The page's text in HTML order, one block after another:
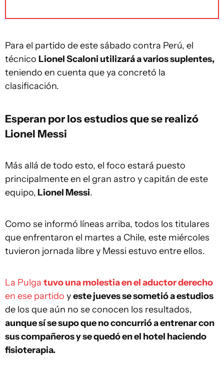
Para el partido de este sábado contra Perú, el
técnico Lionel Scaloni utilizará a varios suplentes,
teniendo en cuenta que ya concretó la
clasificación.
Esperan por los estudios que se realizó
Lionel Messi
Más allá de todo esto, el foco estará puesto
principalmente en el gran astro y capitán de este
equipo, Lionel Messi.
Como se informó líneas arriba, todos los titulares
que enfrentaron el martes a Chile, este miércoles
tuvieron jornada libre y Messi estuvo entre ellos.
La Pulga tuvo una molestia en el aductor derecho
en ese partido yeste jueves se sometió a estudios
de los que aún no se conocen los resultados,
aunque sí se supo que no concurrió a entrenar con
sus compañeros y se quedó en el hotel haciendo
fisioterapia.